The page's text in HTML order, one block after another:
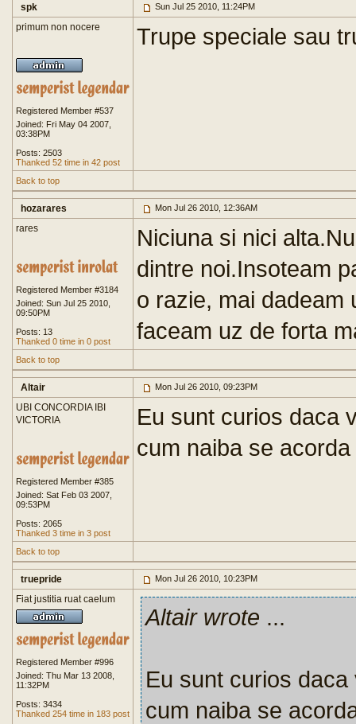
spk Sun Jul 25 2010, 11:24PM
primum non nocere
Registered Member #537
Joined: Fri May 04 2007,
03:38PM
Posts: 2503
Thanked 52 time in 42 post
Trupe speciale sau
Back to top
hozarares Mon Jul 26 2010, 12:36AM
rares
Registered Member #3184
Joined: Sun Jul 25 2010,
09:50PM
Posts: 13
Thanked 0 time in 0 post
Niciuna si nici
dintre noi.Insoteam
o razie, mai dadeam
faceam uz de forta
Back to top
Altair Mon Jul 26 2010, 09:23PM
UBI CONCORDIA IBI
VICTORIA
Registered Member #385
Joined: Sat Feb 03 2007,
09:53PM
Posts: 2065
Thanked 3 time in 3 post
Eu sunt curios daca
cum naiba se
Back to top
truepride Mon Jul 26 2010, 10:23PM
Fiat justitia ruat caelum
Registered Member #996
Joined: Thu Mar 13 2008,
11:32PM
Posts: 3434
Thanked 254 time in 183 post
Altair wrote ...
Eu sunt curios
cum naiba se